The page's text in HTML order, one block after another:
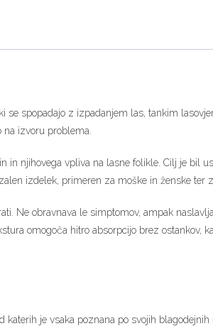
se spopadajo z izpadanjem las, tankim
na izvoru problema.
in njihovega vpliva na lasne folikle. Cilj je bil
izdelek, primeren za moške in ženske ter
Ne obravnava le simptomov, ampak
omogoča hitro absorpcijo brez ostankov,
je vsaka poznana po svojih